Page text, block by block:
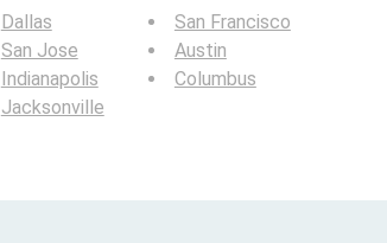
Dallas
San Jose
Indianapolis
Jacksonville
San Francisco
Austin
Columbus